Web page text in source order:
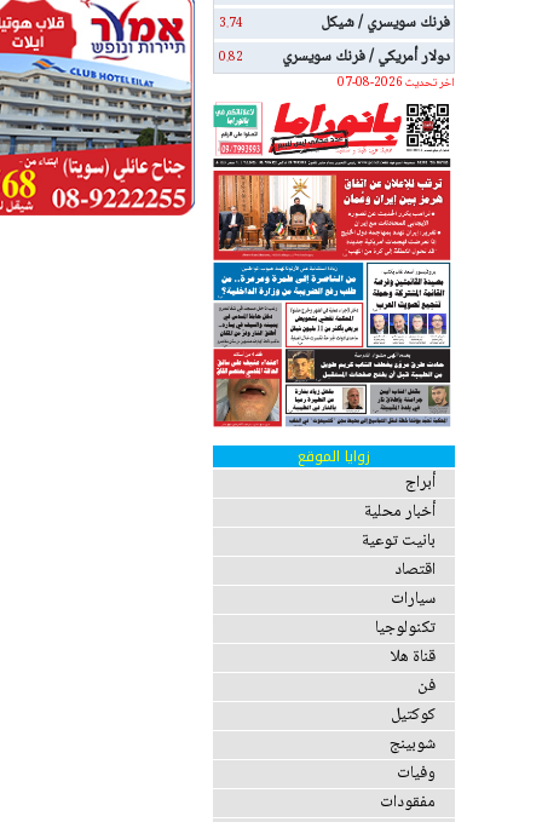
فرنك سويسري / شيكل 3.74
دولار أمريكي / فرنك سويسري
0.82
اخر تحديث 2026-08-07
زوايا الموقع
أبراج
أخبار محلية
بانيت توعية
اقتصاد
سيارات
تكنولوجيا
قناة هلا
فن
كوكتيل
شوبينج
وفيات
مفقودات